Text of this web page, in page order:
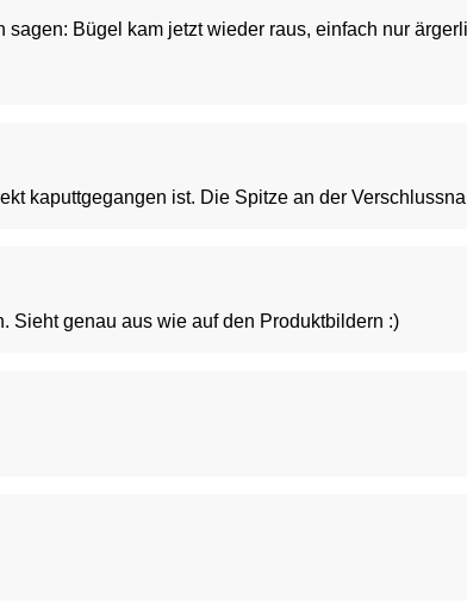
Bügel kam jetzt wieder raus, einfach nur
Anprobe direkt kaputtgegangen ist. Die Spitze an der
Sieht genau aus wie auf den Produktbildern :)